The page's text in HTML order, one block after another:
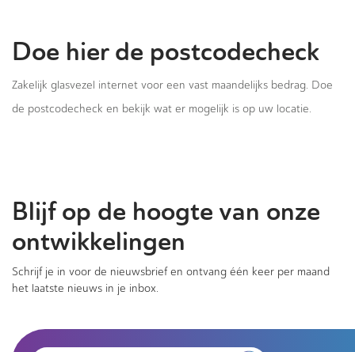
Doe hier de postcodecheck
Zakelijk glasvezel internet voor een vast maandelijks bedrag. Doe
de postcodecheck en bekijk wat er mogelijk is op uw locatie.
Blijf op de hoogte van onze
ontwikkelingen
Schrijf je in voor de nieuwsbrief en ontvang één keer per maand
het laatste nieuws in je inbox.